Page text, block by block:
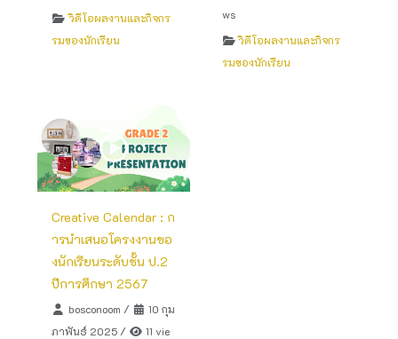
วิดีโอผลงานและกิจกร
รมของนักเรียน
ws
วิดีโอผลงานและกิจกร
รมของนักเรียน
Creative Calendar : ก
ารนำเสนอโครงงานขอ
งนักเรียนระดับชั้น ป.2
ปีการศึกษา 2567
bosconoom /
10 กุม
ภาพันธ์ 2025 /
11 vie